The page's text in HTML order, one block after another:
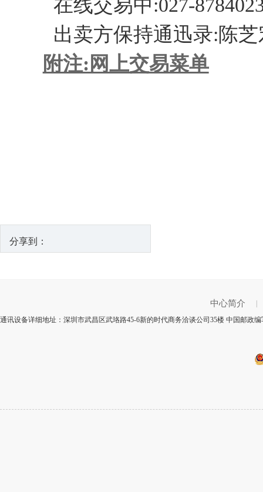
在线交易中:027-
出卖方保持通迅录:陈
附注:网上交易菜单
分享到：
中心简介
通讯设备详细地址：深圳市武昌区武珞路45-6新的时代商务洽谈公司35楼 中国邮政